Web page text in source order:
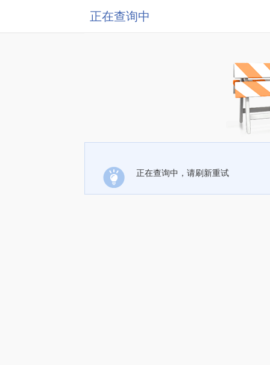
正在查询中
正在查询中，请刷新重试